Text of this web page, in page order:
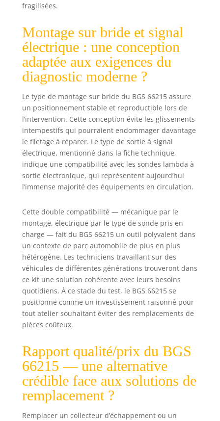
fragilisées.
Montage sur bride et signal
électrique : une conception
adaptée aux exigences du
diagnostic moderne ?
Le type de montage sur bride du BGS 66215 assure
un positionnement stable et reproductible lors de
l’intervention. Cette conception évite les glissements
intempestifs qui pourraient endommager davantage
le filetage à réparer. Le type de sortie à signal
électrique, mentionné dans la fiche technique,
indique une compatibilité avec les sondes lambda à
sortie électronique, qui représentent aujourd’hui
l’immense majorité des équipements en circulation.
Cette double compatibilité — mécanique par le
montage, électrique par le type de sonde pris en
charge — fait du BGS 66215 un outil polyvalent dans
un contexte de parc automobile de plus en plus
hétérogène. Les techniciens travaillant sur des
véhicules de différentes générations trouveront dans
ce kit une solution cohérente avec leurs besoins
quotidiens. À ce stade du test, le BGS 66215 se
positionne comme un investissement raisonné pour
tout atelier souhaitant éviter des remplacements de
pièces coûteux.
Rapport qualité/prix du BGS
66215 — une alternative
crédible face aux solutions de
remplacement ?
Remplacer un collecteur d’échappement ou un